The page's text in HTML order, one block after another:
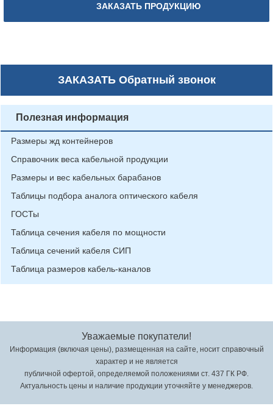
ЗАКАЗАТЬ ПРОДУКЦИЮ
ЗАКАЗАТЬОбратный звонок
Полезная информация
Размеры жд контейнеров
Справочник веса кабельной продукции
Размеры и вес кабельных барабанов
Таблицы подбора аналога оптического кабеля
ГОСТы
Таблица сечения кабеля по мощности
Таблица сечений кабеля СИП
Таблица размеров кабель-каналов
Уважаемые покупатели!
Информация (включая цены), размещенная на сайте, носит справочный
характер и не является
публичной офертой, определяемой положениями ст. 437 ГК РФ.
Актуальность цены и наличие продукции уточняйте у менеджеров.